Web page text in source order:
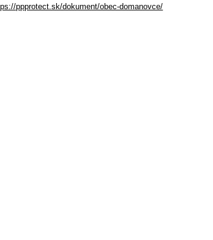
ppprotect.sk/dokument/obec-domanovce/